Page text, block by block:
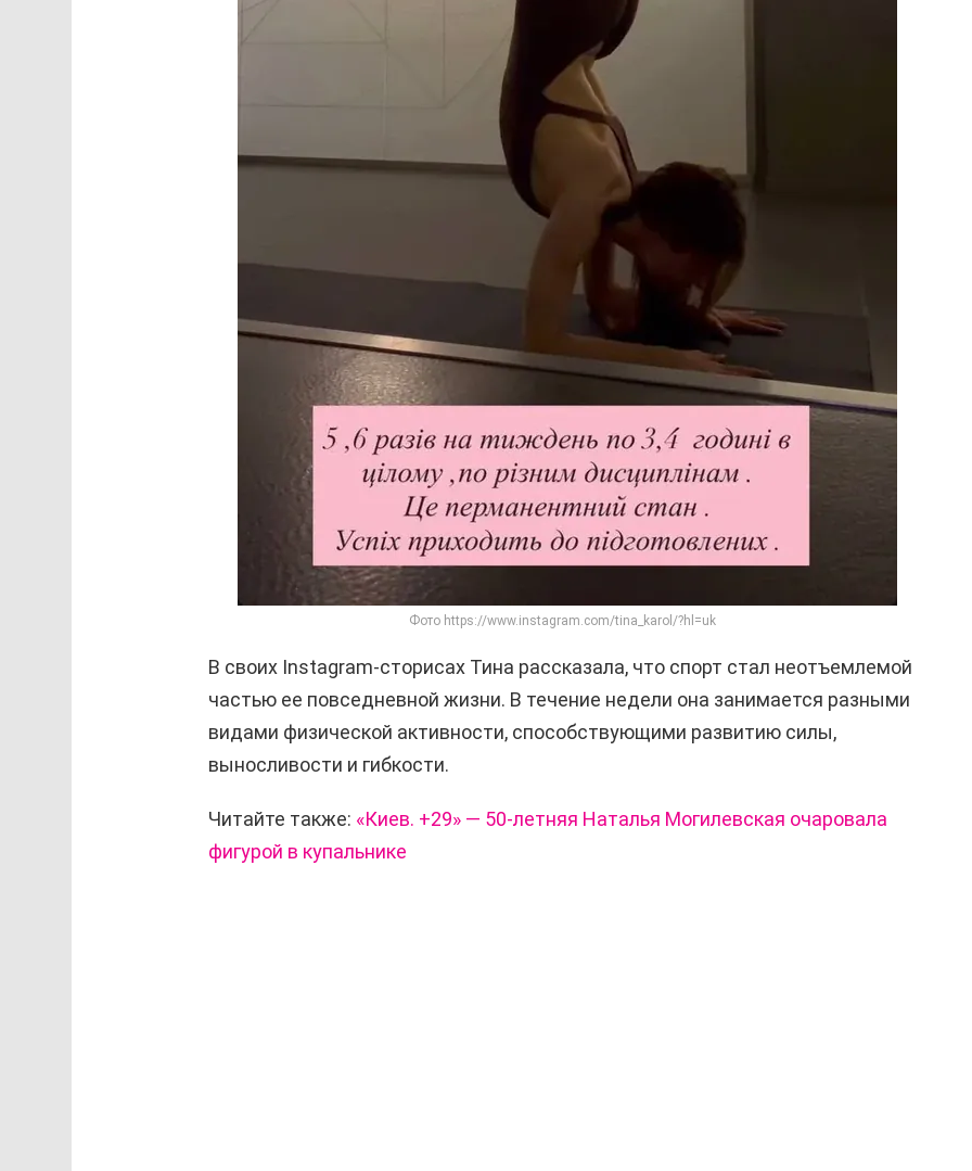
Фото https://www.instagram.com/tina_karol/?hl=uk
В своих Instagram-сторисах Тина рассказала, что спорт стал неотъемлемой
частью ее повседневной жизни. В течение недели она занимается разными
видами физической активности, способствующими развитию силы,
выносливости и гибкости.
Читайте также: «Киев. +29» — 50-летняя Наталья Могилевская очаровала
фигурой в купальнике